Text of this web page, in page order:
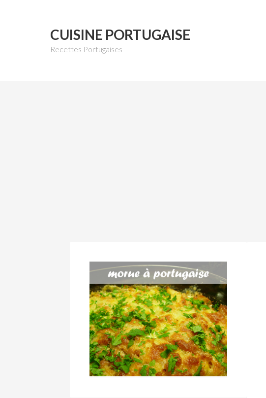
CUISINE PORTUGAISE
Recettes Portugaises